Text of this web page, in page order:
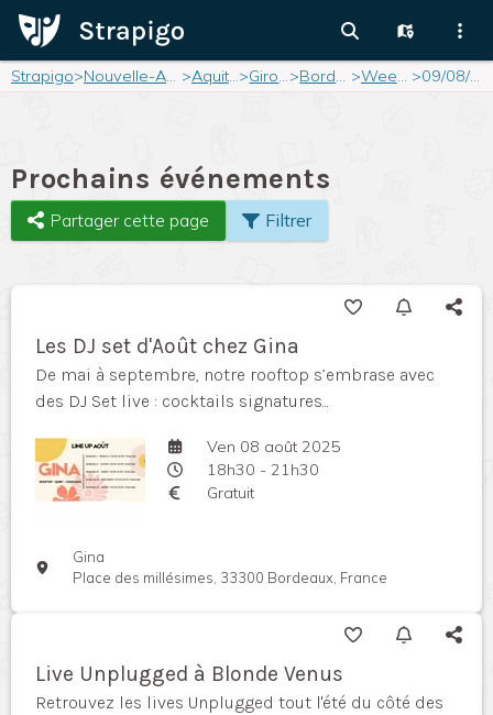
Strapigo> Nouvelle-Aquitaine > Aquitaine> Gironde> Bordeaux > Weekend > 09/08/2025
Prochains événements
Partager cette page Filtrer
Les DJ set d'Août chez Gina
De mai à septembre, notre rooftop s’embrase avec
des DJ Set live : cocktails signatures...
Ven 08 août 2025
18h30 - 21h30
Gratuit
Gina
Place des millésimes, 33300 Bordeaux, France
Live Unplugged à Blonde Venus
Retrouvez les lives Unplugged tout l'été du côté des